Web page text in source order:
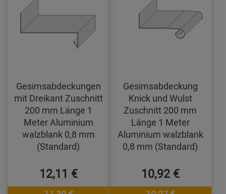
Gesimsabdeckungen
mit Dreikant Zuschnitt
200 mm Länge 1
Meter Aluminium
walzblank 0,8 mm
(Standard)
12,11 €
Gesimsabdeckung
Knick und Wulst
Zuschnitt 200 mm
Länge 1 Meter
Aluminium walzblank
0,8 mm (Standard)
10,92 €